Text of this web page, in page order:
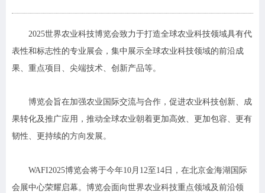
2025世界农业科技博览会致力于打造全球农业科技领域具有代
表性和标志性的专业展会，集中展示全球农业科技领域的前沿成
果、重点项目、尖端技术、创新产品等。
博览会旨在加强农业国际交流与合作，促进农业科技创新、成
果转化及推广应用，推动全球农业朝着更加高效、更加包容、更有
韧性、更持续的方向发展。
WAFI2025博览会将于今年10月12至14日，在北京金海湖国际
会展中心荣耀启幕。博览会面向世界农业科技重点领域及前沿领